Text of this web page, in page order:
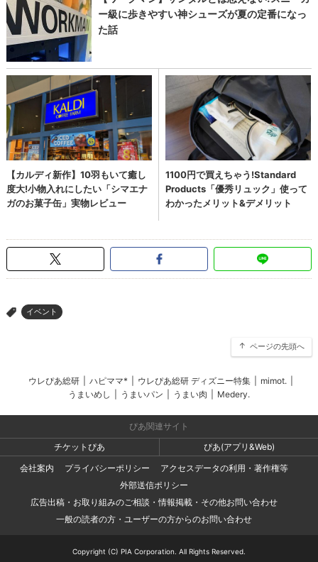
> イベント
ページの先頭へ
ウレぴあ総研 ハピママ* ウレぴあ総研 ディズニー特集 mimot.
うまいめし
うまいパン うまい肉 Medery.
ぴあ関連サイト
チケットぴあ
ぴあ(アプリ&Web)
会社案内
プライバシーポリシー
アクセスデータの利用・著作権等
外部送信ポリシー
広告出稿・お取り組みのご相談・情報掲載・その他お問い合わせ
一般の読者の方・ユーザーの方からのお問い合わせ
Copyright (C) PIA Corporation. All Rights Reserved.